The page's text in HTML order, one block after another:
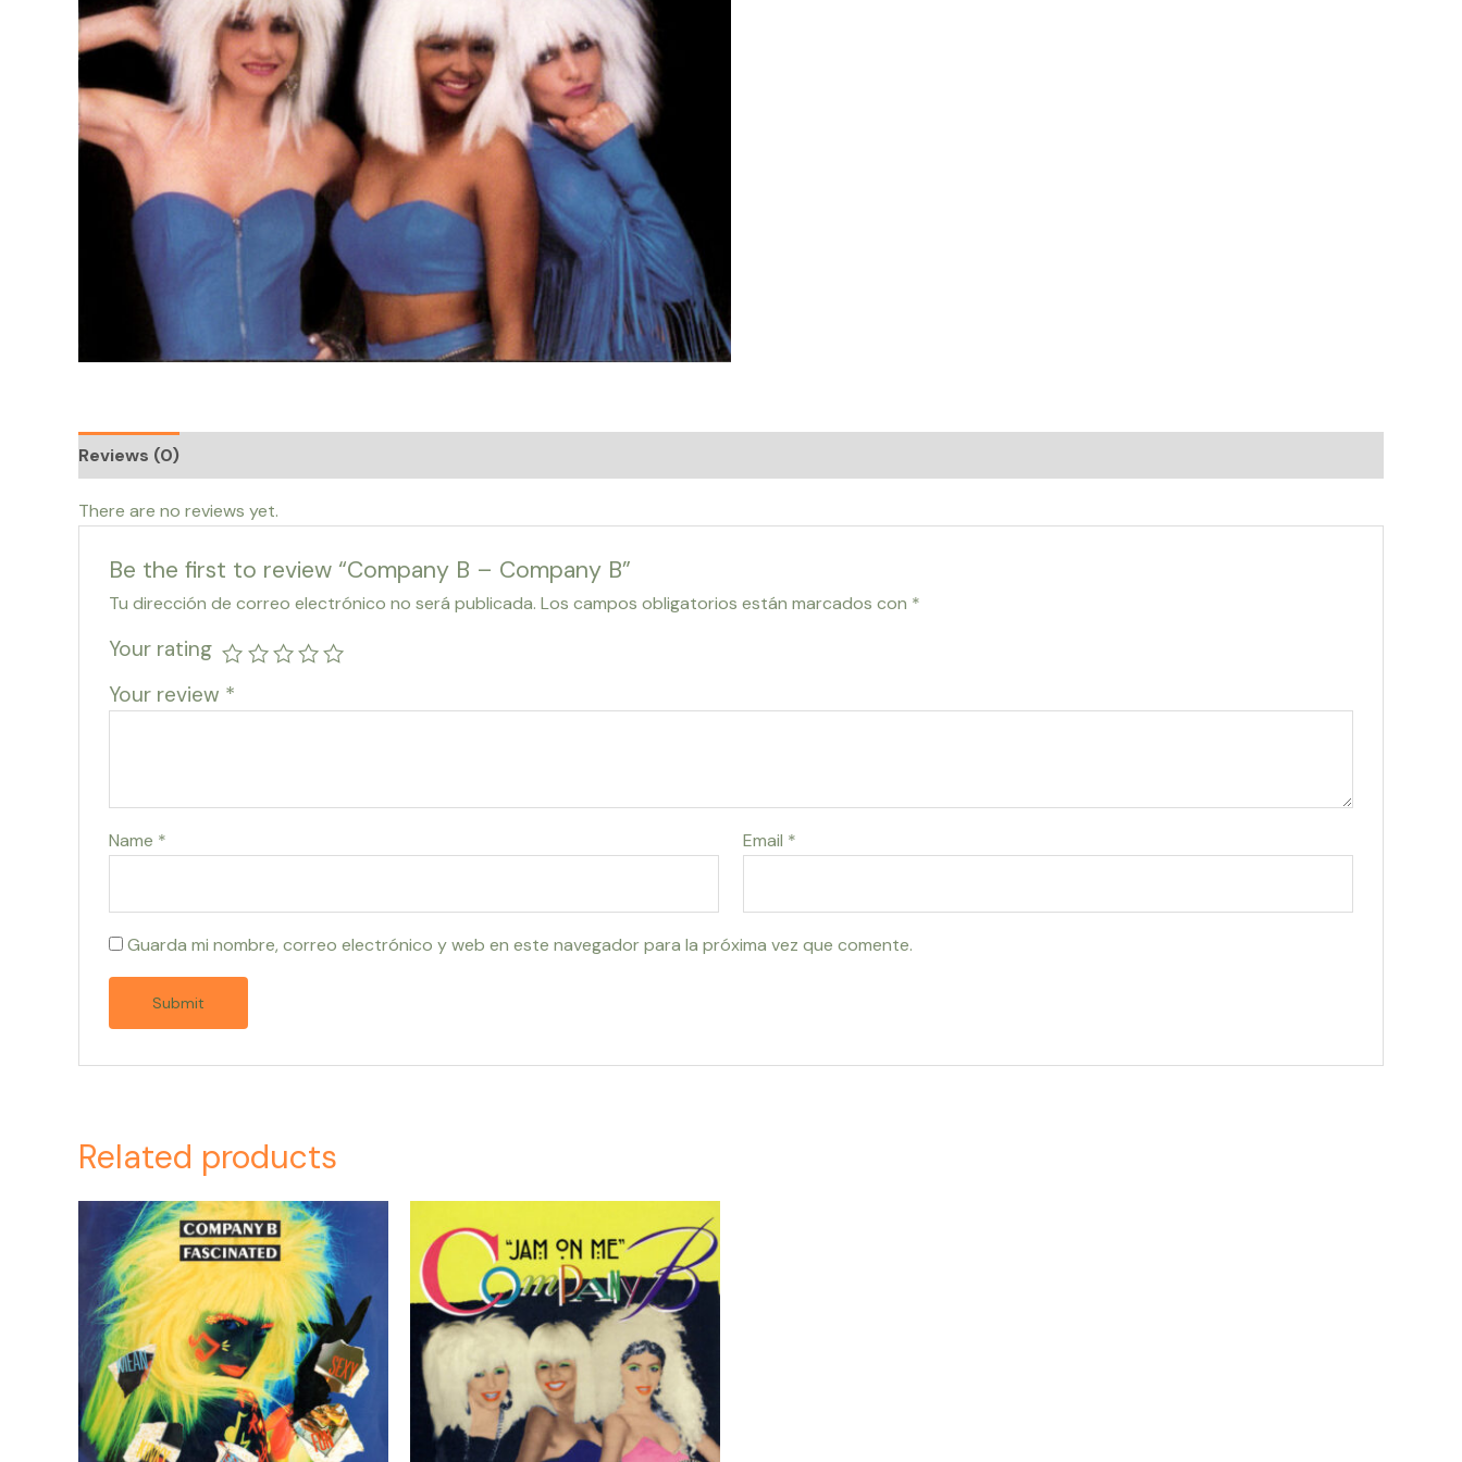
Reviews (0)
There are no reviews yet.
Be the first to review “Company B – Company B”
Tu dirección de correo electrónico no será publicada. Los campos obligatorios están marcados con *
Your rating
Your review *
Name * Email *
Guarda mi nombre, correo electrónico y web en este navegador para la próxima vez que comente.
Related products